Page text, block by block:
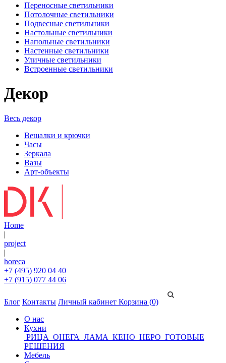
Переносные светильники
Потолочные светильники
Подвесные светильники
Настольные светильники
Напольные светильники
Настенные светильники
Уличные светильники
Встроенные светильники
Декор
Весь декор
Вешалки и крючки
Часы
Зеркала
Вазы
Арт-объекты
Home
|
project
|
horeca
+7 (495) 920 04 40
+7 (915) 077 44 06
Блог Контакты Личный кабинет Корзина (0)
О нас
Кухни
РИЦА ОНЕГА ЛАМА КЕНО НЕРО ГОТОВЫЕ
РЕШЕНИЯ
Мебель